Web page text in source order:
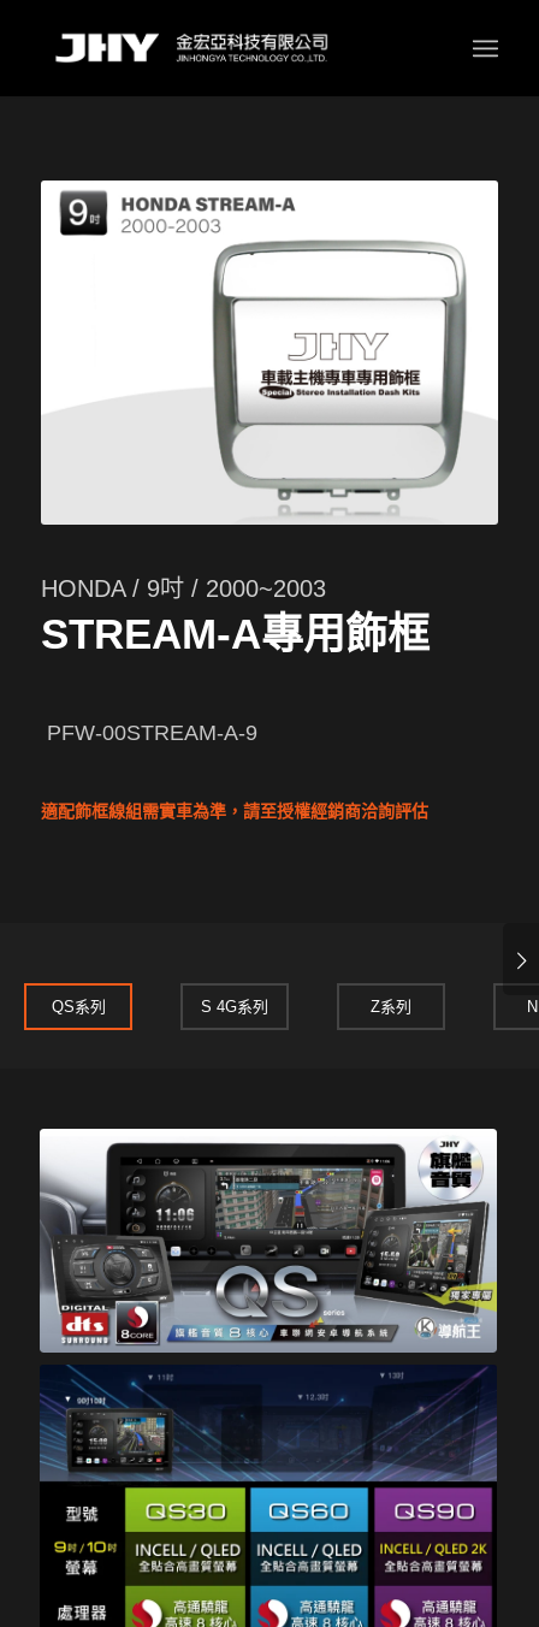
HONDA / 9吋 / 2000~2003
STREAM-A專用飾框
PFW-00STREAM-A-9
適配飾框線組需實車為準，請至授權經銷商洽詢評估
QS系列 S 4G系列 Z系列